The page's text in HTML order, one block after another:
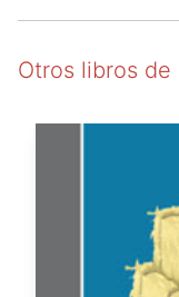
Otros libros de